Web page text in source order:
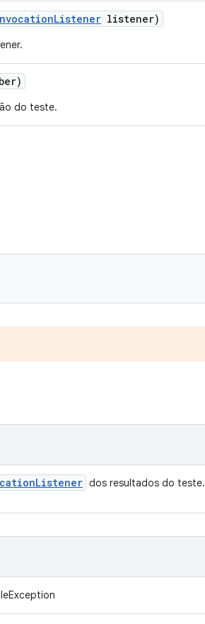
Listener listener)
do teste.
Listener dos resultados do teste.